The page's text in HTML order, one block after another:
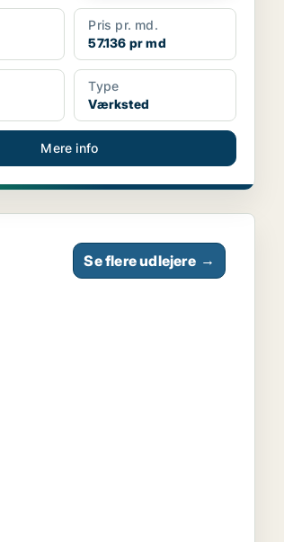
Pris pr. md.
57.136 pr md
Type
Værksted
Mere info
Se flere udlejere →